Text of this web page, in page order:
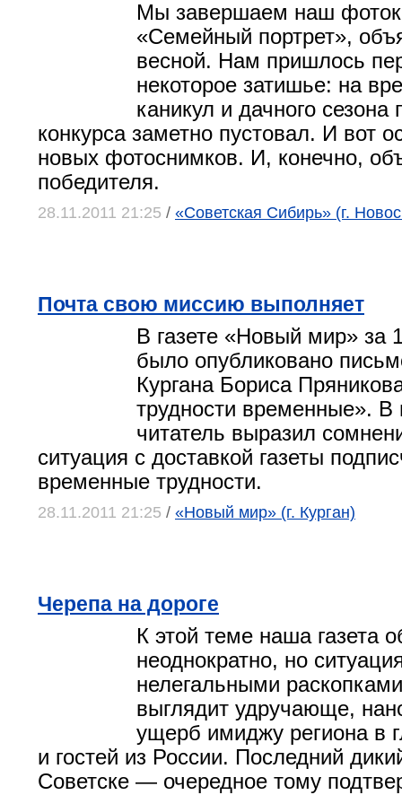
Мы завершаем наш
«Семейный портрет»,
весной. Нам пришлось
некоторое затишье: на
каникул и дачного
конкурса заметно пустовал. И вот
новых фотоснимков. И, конечно,
победителя.
28.11.2011 21:25 / «Советская Сибирь» (г.
Почта свою миссию выполняет
В газете «Новый мир» за
было опубликовано
Кургана Бориса
трудности временные».
читатель выразил
ситуация с доставкой газеты
временные трудности.
28.11.2011 21:25 / «Новый мир» (г. Курган)
Черепа на дороге
К этой теме наша газета
неоднократно, но
нелегальными
выглядит удручающе,
ущерб имиджу региона в
и гостей из России. Последний
Советске — очередное тому